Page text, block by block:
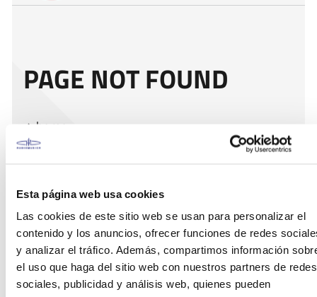
Esta página web usa cookies
Las cookies de este sitio web se usan para personalizar el
contenido y los anuncios, ofrecer funciones de redes
y analizar el tráfico. Además, compartimos información
el uso que haga del sitio web con nuestros partners de redes
sociales, publicidad y análisis web, quienes pueden
Características